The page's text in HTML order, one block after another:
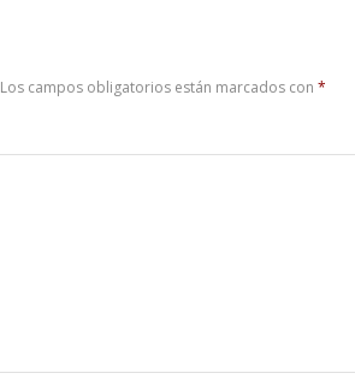
Los campos obligatorios están marcados con *